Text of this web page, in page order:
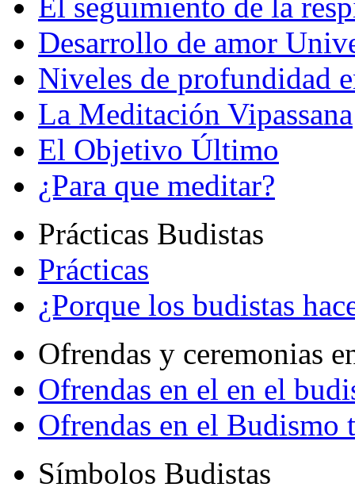
Desarrollo de amor
Niveles de profundidad
La Meditación Vipassana
El Objetivo Último
¿Para que meditar?
Prácticas Budistas
Prácticas
¿Porque los budistas
Ofrendas y ceremonias
Ofrendas en el en el
Ofrendas en el Budismo
Símbolos Budistas